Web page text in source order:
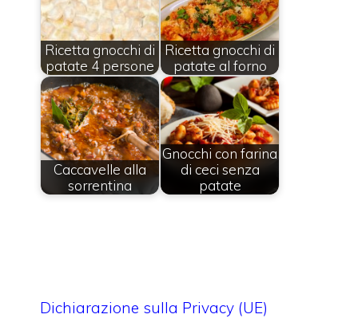
Ricetta gnocchi di
patate 4 persone
Ricetta gnocchi di
patate al forno
Caccavelle alla
sorrentina
Gnocchi con farina
di ceci senza
patate
Dichiarazione sulla Privacy (UE)